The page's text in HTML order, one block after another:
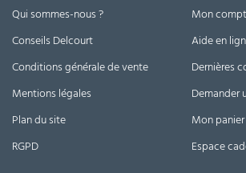
Qui sommes-nous ?
Conseils Delcourt
Conditions générale de vente
Mentions légales
Plan du site
RGPD
Mon
Aide en
Dernières
Demander
Mon panier
Espace